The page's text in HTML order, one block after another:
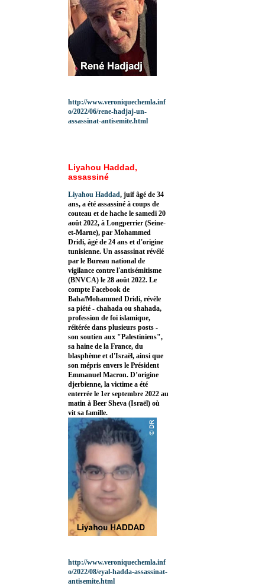
http://www.veroniquechemla.inf
o/2022/06/rene-hadjaj-un-
assassinat-antisemite.html
Liyahou Haddad,
assassiné
Liyahou Haddad, juif âgé de 34
ans, a été assassiné à coups de
couteau et de hache le samedi 20
août 2022, à Longperrier (Seine-
et-Marne), par Mohammed
Dridi, âgé de 24 ans et d'origine
tunisienne. Un assassinat révélé
par le Bureau national de
vigilance contre l'antisémitisme
(BNVCA) le 28 août 2022. Le
compte Facebook de
Baha/Mohammed Dridi, révèle
sa piété - chahada ou shahada,
profession de foi islamique,
réitérée dans plusieurs posts -
son soutien aux "Palestiniens",
sa haine de la France, du
blasphème et d'Israël, ainsi que
son mépris envers le Président
Emmanuel Macron. D’origine
djerbienne, la victime a été
enterrée le 1er septembre 2022 au
matin à Beer Sheva (Israël) où
vit sa famille.
http://www.veroniquechemla.inf
o/2022/08/eyal-hadda-assassinat-
antisemite.html